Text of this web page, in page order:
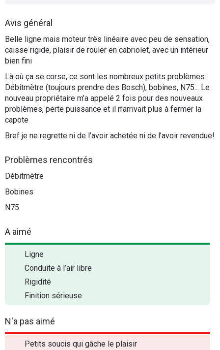
Moto
Marques
Avis général
Belle ligne mais moteur très linéaire avec peu de sensation,
caisse rigide, plaisir de rouler en cabriolet, avec un intérieur
bien fini
Là où ça se corse, ce sont les nombreux petits problèmes:
Débitmètre (toujours prendre des Bosch), bobines, N75... Le
nouveau propriétaire m’a appelé 2 fois pour des nouveaux
problèmes, perte puissance et il n’arrivait plus à fermer la
capote
Bref je ne regrette ni de l’avoir achetée ni de l’avoir revendue!
Problèmes rencontrés
Débitmètre
Bobines
N75
A aimé
Ligne
Conduite à l’air libre
Rigidité
Finition sérieuse
N'a pas aimé
Petits soucis qui gâche le plaisir